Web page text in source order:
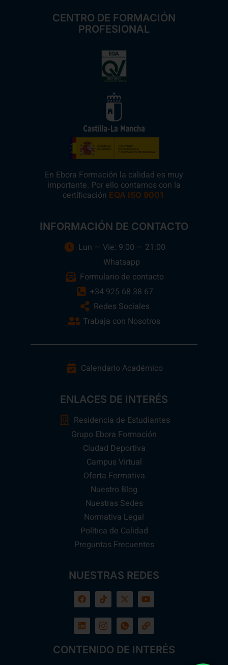
CENTRO DE FORMACIÓN
PROFESIONAL
En Ebora Formación la calidad es muy
importante. Por ello contamos con la
certificación EQA ISO 9001
INFORMACIÓN DE CONTACTO
Lun — Vie: 9:00 — 21:00
Whatsapp
Formulario de contacto
+34 925 68 38 67
Redes Sociales
Trabaja con Nosotros
Calendario Académico
ENLACES DE INTERÉS
Residencia de Estudiantes
Grupo Ebora Formación
Ciudad Deportiva
Campus Virtual
Oferta Formativa
Nuestro Blog
Nuestras Sedes
Normativa Legal
Política de Calidad
Preguntas Frecuentes
NUESTRAS REDES
CONTENIDO DE INTERÉS